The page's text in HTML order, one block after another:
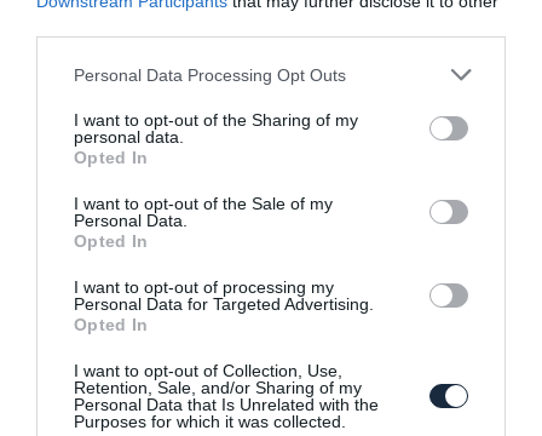
Please note that this website/app uses one or more Google
not limited to your visit or usage behaviour. You may click to
grant or deny consent to Google and its third-party tags to
use your data for below specified purposes in below Google
consent section.
Personal Data Processing Opt Outs
I want to opt-out of the Sharing of my
personal data.
Opted In
I want to opt-out of the Sale of my
Personal Data.
Opted In
I want to opt-out of processing my
Personal Data for Targeted Advertising.
Opted In
I want to opt-out of Collection, Use,
Retention, Sale, and/or Sharing of my
Personal Data that Is Unrelated with the
Purposes for which it was collected.
Turbinás hibrid a Pininfarinától
Búcsúzik a Ferrari 488 GTB, már be is
mutatkozott az utód